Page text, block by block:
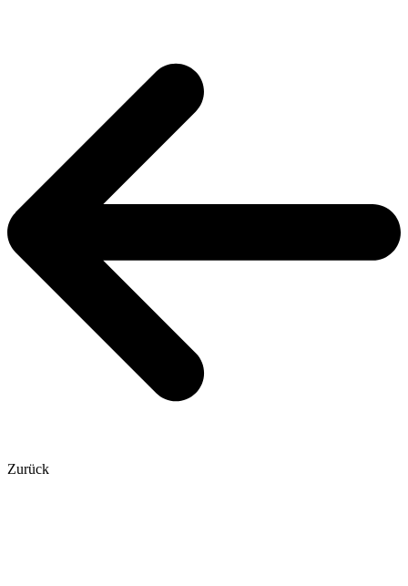
Zurück